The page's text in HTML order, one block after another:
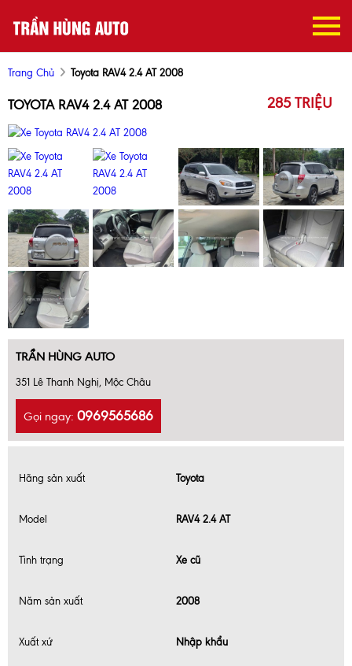
Trang Chủ Toyota RAV4 2.4 AT 2008
TOYOTA RAV4 2.4 AT 2008 285 TRIỆU
TRẦN HÙNG AUTO
351 Lê Thanh Nghị, Mộc Châu
Gọi ngay: 0969565686
Hãng sản xuất Toyota
Model RAV4 2.4 AT
Tình trạng Xe cũ
Năm sản xuất 2008
Xuất xứ Nhập khẩu